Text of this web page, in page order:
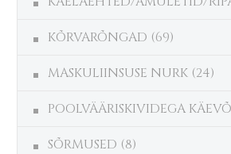
KÕRVARÕNGAD (69)
MASKULIINSUSE NURK (24)
POOLVÄÄRISKIVIDEGA
SÕRMUSED (8)